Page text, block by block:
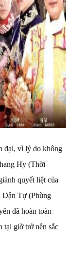
đại, vì lý do không
Hy (Thời
quyết liệt của
Dận Tự (Phùng
đã hoàn toàn
tại giờ trở nên sắc